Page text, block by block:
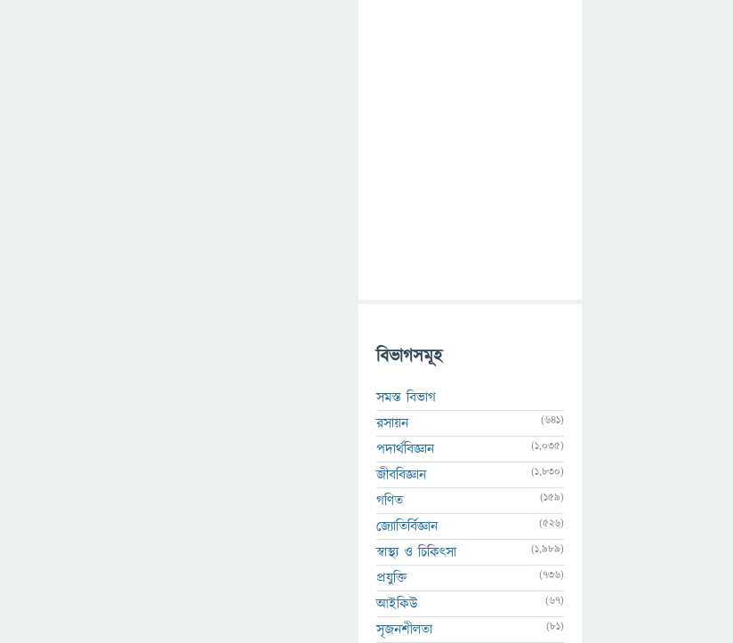
বিভাগসমূহ
সমস্ত বিভাগ
রসায়ন
(641)
পদার্থবিজ্ঞান (1,035)
জীববিজ্ঞান (1,830)
গণিত (159)
জ্যোতির্বিজ্ঞান (526)
স্বাস্থ্য ও চিকিৎসা (1,989)
প্রযুক্তি (736)
আইকিউ (67)
সৃজনশীলতা (81)